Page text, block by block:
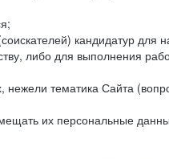
кандидатур для
либо для выполнения
тематика Сайта
их персональные